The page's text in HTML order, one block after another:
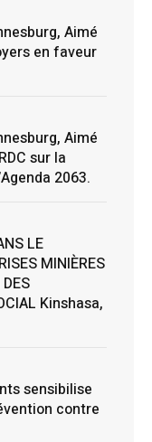
Aimé
en faveur
Aimé
sur la
2063.
LE
MINIÈRES
Kinshasa,
sensibilise
contre